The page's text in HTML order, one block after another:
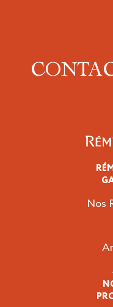
Nos